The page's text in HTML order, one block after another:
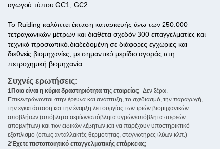
αγωγού τύπου GC1, GC2.
Το Ruiding καλύπτει έκταση κατασκευής άνω των 250.000
τετραγωνικών μέτρων και διαθέτει σχεδόν 300 επαγγελματίες και
τεχνικό προσωπικό.διαδεδομένη σε διάφορες εγχώριες και
διεθνείς βιομηχανίες, με σημαντικό μερίδιο αγοράς στη
πετροχημική βιομηχανία.
Συχνές ερωτήσεις:
1Ποια είναι η κύρια δραστηριότητα της εταιρείας;- Δεν ξέρω.
Επικεντρώνονται στην έρευνα και ανάπτυξη, το σχεδιασμό, την παραγωγή,
την εγκατάσταση και την έναρξη λειτουργίας των τριών βιομηχανικών
αποβλήτων (απόβλητα αερίων/απόβλητα υγρών/απόβλητα στερεών
αποβλήτων) και των ειδικών λέβητων,και να παρέχουν υποστηρικτικό
εξοπλισμό (όπως ανταλλακτές θερμότητας, στεγνωτήρες ιλύων κλπ.)
2Έχετε πιστοποιητικό επαγγελματικής επάρκειας;